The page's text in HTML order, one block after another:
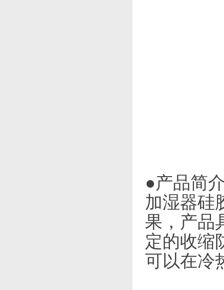
●产品简
加湿器硅
果，产品
定的收缩
可以在冷